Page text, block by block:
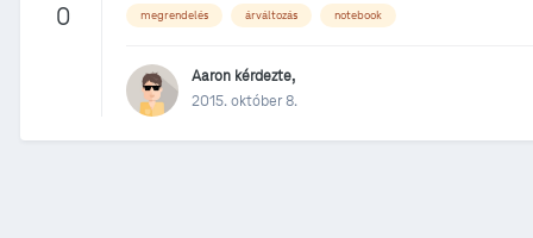
0 megrendelés árváltozás notebook
Aaron kérdezte,
2015. október 8.